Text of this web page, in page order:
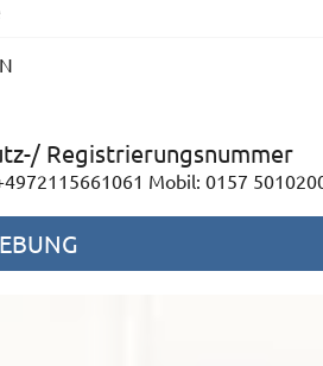
Registrierungsnummer
Mobil: 0157